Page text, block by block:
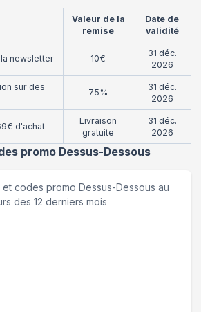
Valeur de la
remise
Date de
validité
newsletter 10€
31 déc.
2026
sur des
75%
31 déc.
2026
d'achat
Livraison
gratuite
31 déc.
2026
promo Dessus-Dessous
codes promo Dessus-Dessous au
des 12 derniers mois